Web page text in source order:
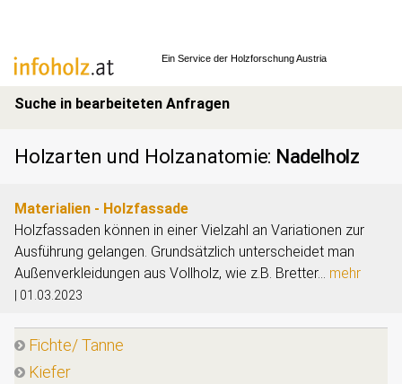
Ein Service der Holzforschung Austria
Suche in bearbeiteten Anfragen
Holzarten und Holzanatomie: Nadelholz
Materialien - Holzfassade
Holzfassaden können in einer Vielzahl an Variationen zur
Ausführung gelangen. Grundsätzlich unterscheidet man
Außenverkleidungen aus Vollholz, wie z.B. Bretter... mehr
01.03.2023
Fichte/ Tanne
Kiefer